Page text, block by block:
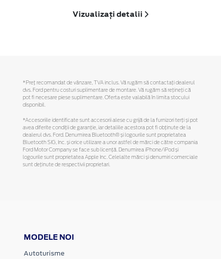
Vizualizați detalii
*Preţ recomandat de vânzare, TVA inclus. Vă rugăm să contactaţi dealerul
dvs. Ford pentru costuri suplimentare de montare. Vă rugăm să reţineţi că
pot fi necesare piese suplimentare. Oferta este valabilă în limita stocului
disponibil.
*Accesoriile identificate sunt accesorii alese cu grijă de la furnizori terți și pot
avea diferite condiții de garanție, iar detaliile acestora pot fi obținute de la
dealerul dvs. Ford. Denumirea Bluetooth® și logourile sunt proprietatea
Bluetooth SIG, Inc. și orice utilizare a unor astfel de mărci de către compania
Ford Motor Company se face sub licență. Denumirea iPhone/iPod și
logourile sunt proprietatea Apple Inc. Celelalte mărci și denumiri comerciale
sunt deținute de respectivii proprietari.
MODELE NOI
Autoturisme